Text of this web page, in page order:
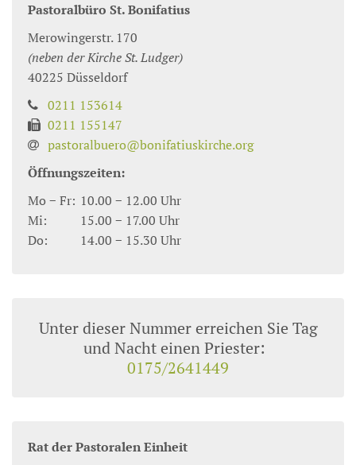
Pastoralbüro St. Bonifatius
Merowingerstr. 170
(neben der Kirche St. Ludger)
40225 Düsseldorf
0211 153614
0211 155147
pastoralbuero@bonifatiuskirche.org
Öffnungszeiten:
Mo − Fr: 10.00 − 12.00 Uhr
Mi:
15.00 − 17.00 Uhr
Do:
14.00 − 15.30 Uhr
Unter dieser Nummer erreichen Sie Tag
und Nacht einen Priester:
0175/2641449
Rat der Pastoralen Einheit